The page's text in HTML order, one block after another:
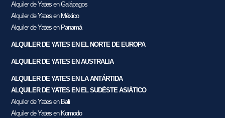
Alquiler de Yates en Galápagos
Alquiler de Yates en México
Alquiler de Yates en Panamá
ALQUILER DE YATES EN EL NORTE DE EUROPA
ALQUILER DE YATES EN AUSTRALIA
ALQUILER DE YATES EN LA ANTÁRTIDA
ALQUILER DE YATES EN EL SUDÉSTE ASIÁTICO
Alquiler de Yates en Bali
Alquiler de Yates en Komodo